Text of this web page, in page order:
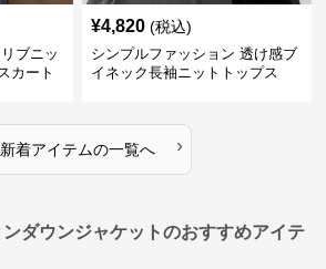
ブニッ
カート
¥4,820 (税込)
シンプルファッション 透け感ブ
イネック長袖ニットトップス
新着アイテムの一覧へ ›
ダウンジャケットのおすすめアイテ